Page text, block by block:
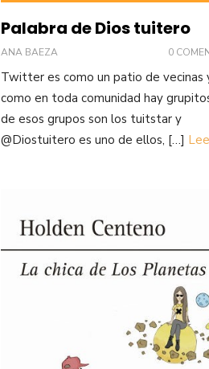
Palabra de Dios tuitero
ANA BAEZA 0
Twitter es como un patio de vecinas
como en toda comunidad hay
de esos grupos son los tuitstar y
@Diostuitero es uno de ellos, […]